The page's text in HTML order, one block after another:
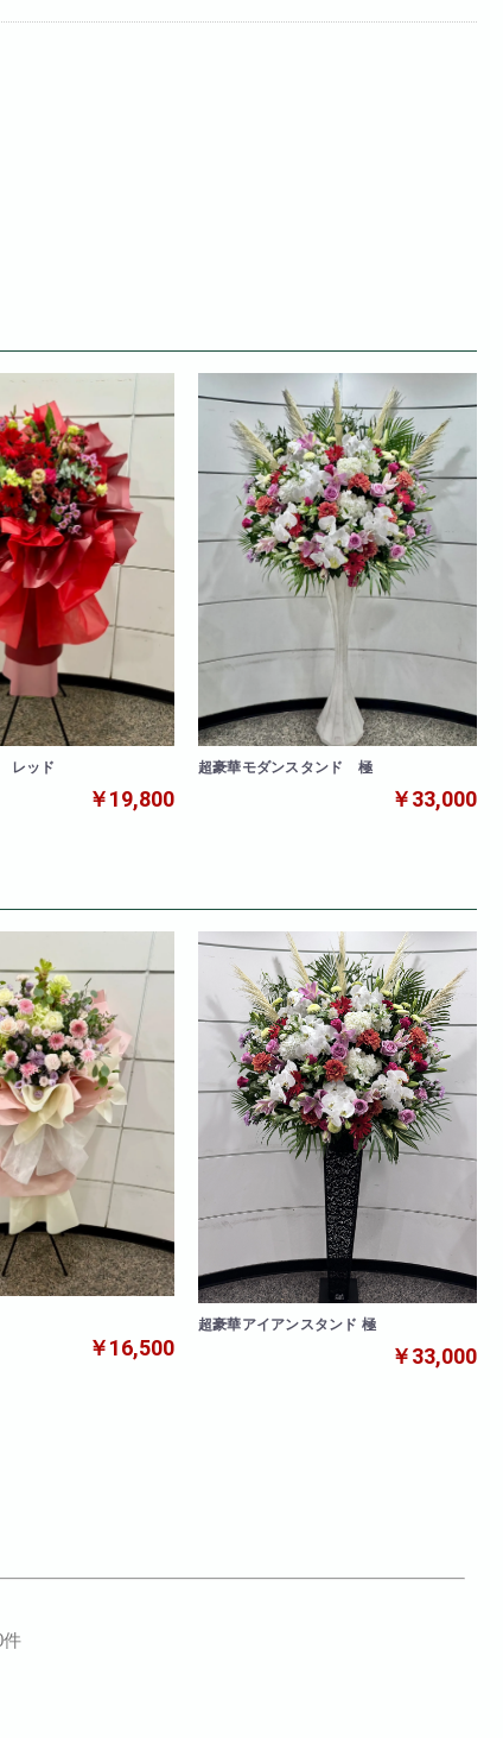
レッド
￥19,800
超豪華モダンスタンド 極
￥33,000
￥16,500
超豪華アイアンスタンド 極
￥33,000
件